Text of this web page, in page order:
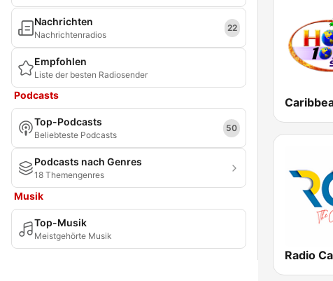
Nachrichten
Nachrichtenradios
22
Empfohlen
Liste der besten Radiosender
Podcasts
Top-Podcasts
Beliebteste Podcasts
50
Podcasts nach Genres
18 Themengenres
Musik
Top-Musik
Meistgehörte Musik